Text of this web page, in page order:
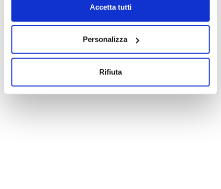
Accetta tutti
Personalizza
Rifiuta